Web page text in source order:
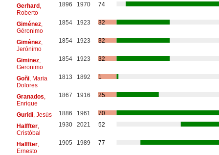
Gerhard,
Roberto
1896 1970 74
Giménez,
Géronimo
1854 1923 32
Giménez,
Jerónimo
1854 1923 32
Giminez,
Geronimo
1854 1923 32
Goñi, Maria
Dolores
1813 1892 1
Granados
Enrique
1867 1916 25
Guridi, Jesús 1886 1961
70
Halffter,
Cristóbal
1930 2021 52
Halffter,
Ernesto
1905 1989 77